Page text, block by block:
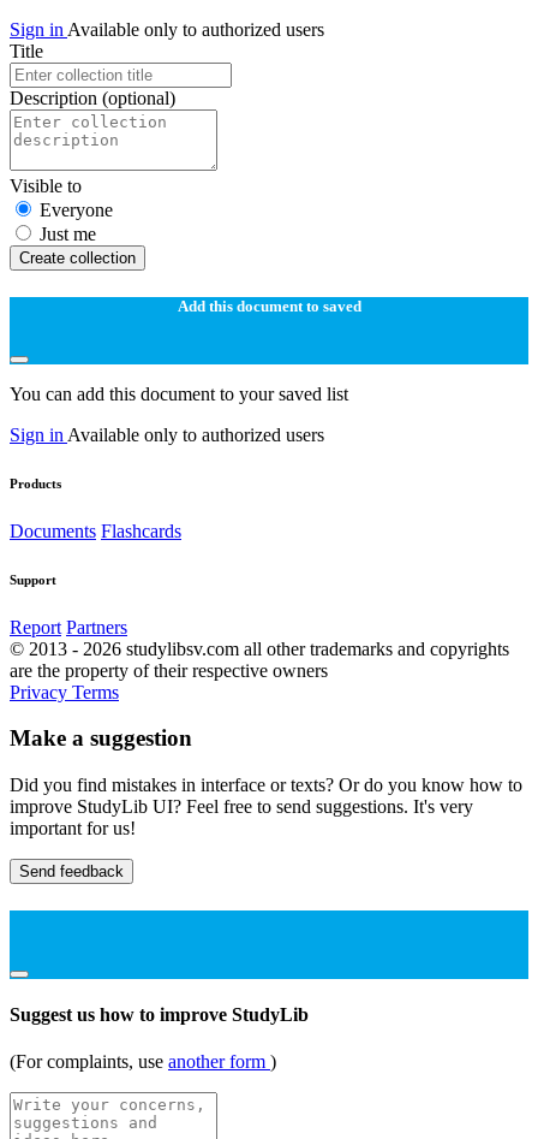
Sign in Available only to authorized users
Title
Description (optional)
Visible to
Everyone
Just me
Create collection
Add this document to saved
You can add this document to your saved list
Sign in Available only to authorized users
Products
Documents Flashcards
Support
Report Partners
© 2013 - 2026 studylibsv.com all other trademarks and copyrights
are the property of their respective owners
Privacy Terms
Make a suggestion
Did you find mistakes in interface or texts? Or do you know how to
improve StudyLib UI? Feel free to send suggestions. It's very
important for us!
Send feedback
Suggest us how to improve StudyLib
(For complaints, use another form )